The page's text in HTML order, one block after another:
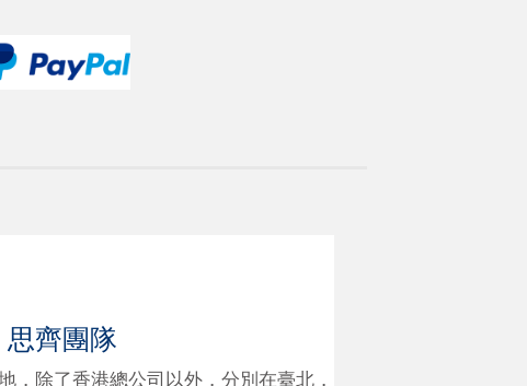
思齊團隊
，除了香港總公司以外，分別在臺北，